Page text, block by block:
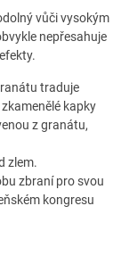
vůči vysokým
nepřesahuje
traduje
kapky
z granátu,
zlem.
zbraní pro svou
kongresu